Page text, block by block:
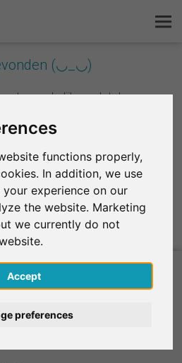
functions properly,
In addition, we use
experience on our
the website. Marketing
we currently do not
preferences
(◡_◡)
toegankelijk omdat de
Onderzoek verkennen
Gratis registreren
English
Deutsch